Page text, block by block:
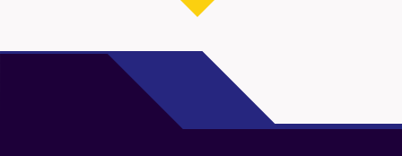
Naujienos
CITUS
DNR
Kontaktai